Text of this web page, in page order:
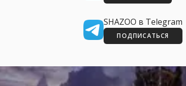
SHAZOO в Telegram
ПОДПИСАТЬСЯ